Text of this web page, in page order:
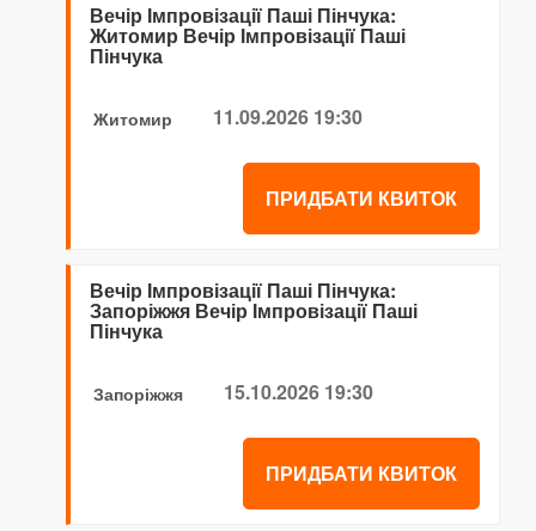
Вечір Імпровізації Паші Пінчука:
Житомир Вечір Імпровізації Паші
Пінчука
Житомир 11.09.2026 19:30
ПРИДБАТИ КВИТОК
Вечір Імпровізації Паші Пінчука:
Запоріжжя Вечір Імпровізації Паші
Пінчука
Запоріжжя 15.10.2026 19:30
ПРИДБАТИ КВИТОК